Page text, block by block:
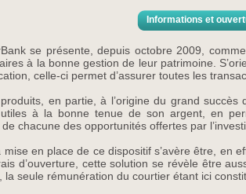
Informations et
se présente, depuis octobre 2009,
à la bonne gestion de leur patrimoine.
celle-ci permet d’assurer toutes les
en partie, à l’origine du grand succès
à la bonne tenue de son argent, en
chacune des opportunités offertes par
en place de ce dispositif s’avère être, en
d’ouverture, cette solution se révèle être
seule rémunération du courtier étant ici